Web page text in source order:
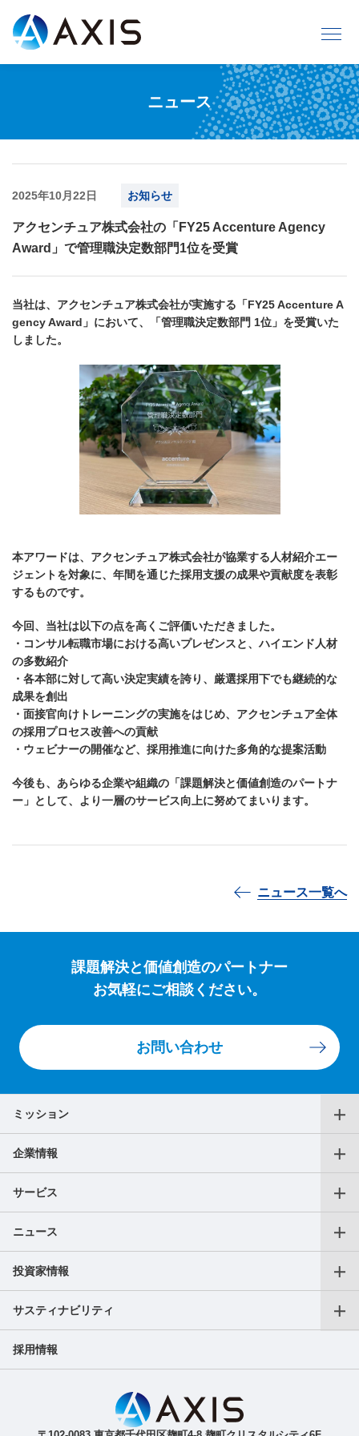
ニュース
2025年10月22日 お知らせ
アクセンチュア株式会社の「FY25 Accenture Agency
Award」で管理職決定数部門1位を受賞
当社は、アクセンチュア株式会社が実施する「FY25 Accenture A
gency Award」において、「管理職決定数部門 1位」を受賞いた
しました。
本アワードは、アクセンチュア株式会社が協業する人材紹介エー
ジェントを対象に、年間を通じた採用支援の成果や貢献度を表彰
するものです。
今回、当社は以下の点を高くご評価いただきました。
・コンサル転職市場における高いプレゼンスと、ハイエンド人材
の多数紹介
・各本部に対して高い決定実績を誇り、厳選採用下でも継続的な
成果を創出
・面接官向けトレーニングの実施をはじめ、アクセンチュア全体
の採用プロセス改善への貢献
・ウェビナーの開催など、採用推進に向けた多角的な提案活動
今後も、あらゆる企業や組織の「課題解決と価値創造のパートナ
ー」として、より一層のサービス向上に努めてまいります。
ニュース一覧へ
課題解決と価値創造のパートナー
お気軽にご相談ください。
お問い合わせ
ミッション
代表メッセージ
企業情報
役員一覧
沿革
アクセス
サービス
仕事をお探しの個人の方
転職支援サービス
フリーランス向けサービス
副業サービス
ご人材をお探しの法人の方
ニュース
プレスリリース
AXIS Insights
投資家情報
会長CEOご挨拶
成長戦略
IR最新ニュース（適時開示等）
サスティナビリティ
SDGｓへの取り組み
採用情報